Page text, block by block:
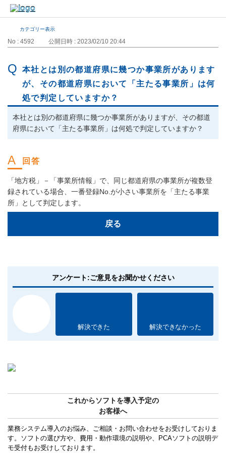
カテゴリー表示
No : 4592 公開日時 : 2023/02/10 20:44
本社とは別の都道府県に幾つか事業所があります
が、その都道府県において「主たる事業所」は何
処で判定していますか？
本社とは別の都道府県に幾つか事業所がありますが、その都道
府県において「主たる事業所」は何処で判定していますか？
「地方税」－「事業所情報」で、同じ都道府県の事業所が複数登
録されている場合、一番登録No.が小さい事業所を「主たる事業
所」として判定します。
戻る
アンケート:ご意見をお聞かせください
解決できた 解決できなかった
これからソフトを導入予定の
お客様へ
業務システム導入のお悩み、ご相談・お問い合わせをお受けしておりま
す。ソフトの選び方や、費用・動作環境の説明や、PCAソフトの説明デ
モ受付もお受けしております。